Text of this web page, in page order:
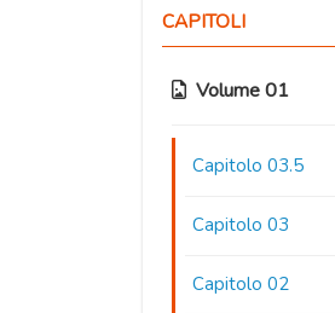
CAPITOLI
Volume 01
Capitolo 03.5
Capitolo 03
Capitolo 02